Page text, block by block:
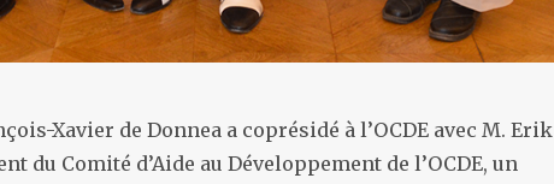
Xavier de Donnea a coprésidé à l’OCDE avec M. Erik
du Comité d’Aide au Développement de l’OCDE, un